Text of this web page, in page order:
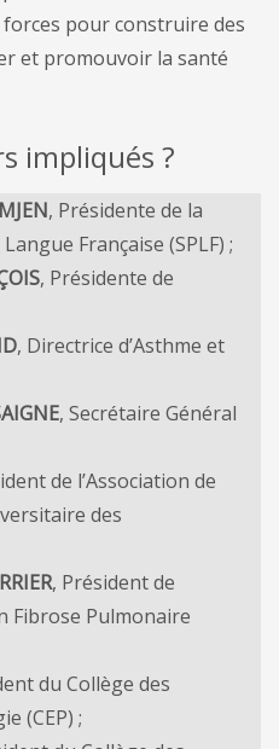
pour construire des
et promouvoir la santé
impliqués ?
, Présidente de la
Française (SPLF) ;
, Présidente de
, Directrice d’Asthme et
, Secrétaire Général
de l’Association de
des
, Président de
Fibrose Pulmonaire
du Collège des
(CEP) ;